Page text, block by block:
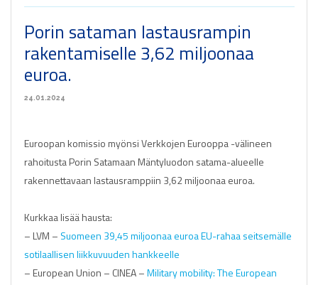
Porin sataman lastausrampin
rakentamiselle 3,62 miljoonaa
euroa.
24.01.2024
Euroopan komissio myönsi Verkkojen Eurooppa -välineen
rahoitusta Porin Satamaan Mäntyluodon satama-alueelle
rakennettavaan lastausramppiin 3,62 miljoonaa euroa.
Kurkkaa lisää hausta:
– LVM – Suomeen 39,45 miljoonaa euroa EU-rahaa seitsemälle
sotilaallisen liikkuvuuden hankkeelle
– European Union – CINEA –Military mobility: The European